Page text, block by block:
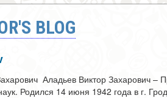
BLOG
Аладьев Виктор Захарович
Родился 14 июня 1942 года в г.